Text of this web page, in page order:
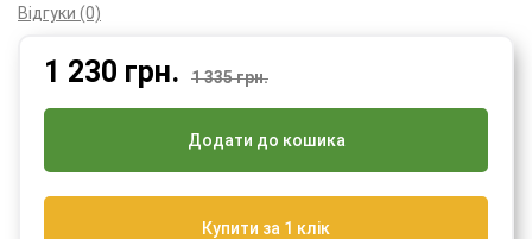
1 230 грн. 1 335 грн.
Додати до кошика
Купити за 1 клік
Відгуки (0)